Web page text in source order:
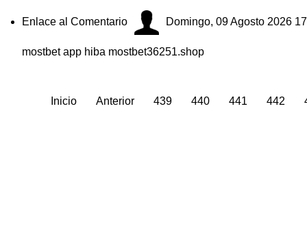
Enlace al Comentario Domingo, 09 Agosto 2026
mostbet app hiba mostbet36251.shop
Inicio Anterior 439 440 441 442